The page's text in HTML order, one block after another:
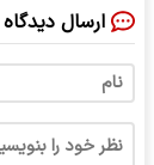
ارسال دیدگاه